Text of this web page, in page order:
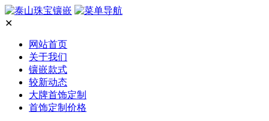
✕
网站首页
关于我们
镶嵌款式
较新动态
大牌首饰定制
首饰定制价格